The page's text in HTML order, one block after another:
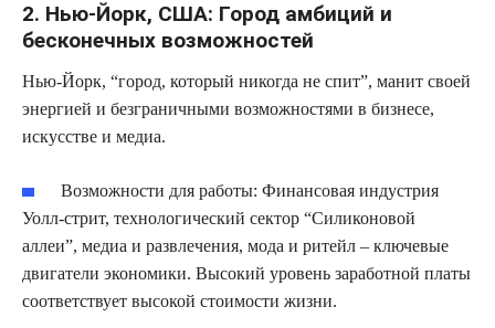
2. Нью-Йорк, США: Город амбиций и
бесконечных возможностей
Нью-Йорк, “город, который никогда не спит”, манит своей
энергией и безграничными возможностями в бизнесе,
искусстве и медиа.
Возможности для работы: Финансовая индустрия
Уолл-стрит, технологический сектор “Силиконовой
аллеи”, медиа и развлечения, мода и ритейл – ключевые
двигатели экономики. Высокий уровень заработной платы
соответствует высокой стоимости жизни.